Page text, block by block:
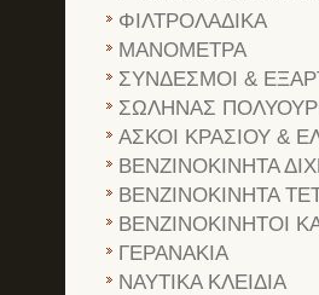
ΦΙΛΤΡΟΛΑΔΙΚΑ
ΜΑΝΟΜΕΤΡΑ
ΣΥΝΔΕΣΜΟΙ &
ΣΩΛΗΝΑΣ
ΑΣΚΟΙ ΚΡΑΣΙΟΥ &
ΒΕΝΖΙΝΟΚΙΝΗΤΑ
ΒΕΝΖΙΝΟΚΙΝΗΤΑ
ΒΕΝΖΙΝΟΚΙΝΗΤΟΙ
ΓΕΡΑΝΑΚΙΑ
ΝΑΥΤΙΚΑ ΚΛΕΙΔΙΑ